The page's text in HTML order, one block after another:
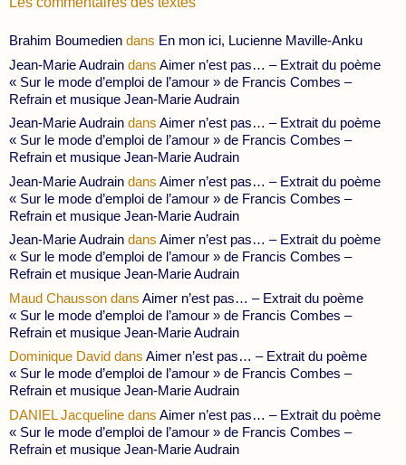
Brahim Boumedien dans En mon ici, Lucienne Maville-Anku
Jean-Marie Audrain dans Aimer n’est pas… – Extrait du poème
« Sur le mode d’emploi de l’amour » de Francis Combes –
Refrain et musique Jean-Marie Audrain
Jean-Marie Audrain dans Aimer n’est pas… – Extrait du poème
« Sur le mode d’emploi de l’amour » de Francis Combes –
Refrain et musique Jean-Marie Audrain
Jean-Marie Audrain dans Aimer n’est pas… – Extrait du poème
« Sur le mode d’emploi de l’amour » de Francis Combes –
Refrain et musique Jean-Marie Audrain
Jean-Marie Audrain dans Aimer n’est pas… – Extrait du poème
« Sur le mode d’emploi de l’amour » de Francis Combes –
Refrain et musique Jean-Marie Audrain
Maud Chausson dans Aimer n’est pas… – Extrait du poème
« Sur le mode d’emploi de l’amour » de Francis Combes –
Refrain et musique Jean-Marie Audrain
Dominique David dans Aimer n’est pas… – Extrait du poème
« Sur le mode d’emploi de l’amour » de Francis Combes –
Refrain et musique Jean-Marie Audrain
DANIEL Jacqueline dans Aimer n’est pas… – Extrait du poème
« Sur le mode d’emploi de l’amour » de Francis Combes –
Refrain et musique Jean-Marie Audrain